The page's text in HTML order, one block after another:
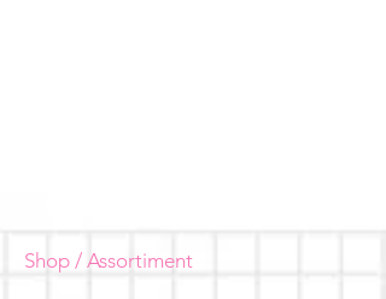
Shop / Assortiment